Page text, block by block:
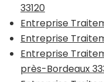
33120
Entreprise
Entreprise
Entreprise
près-Bordeaux